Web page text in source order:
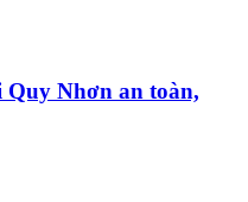
Quy Nhơn an toàn,